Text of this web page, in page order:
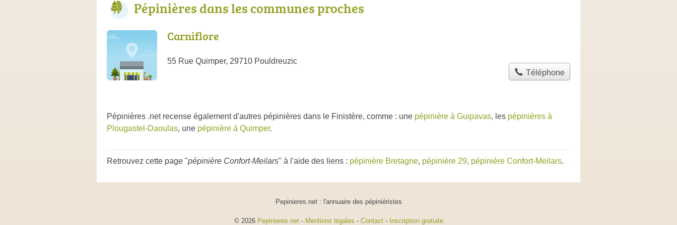
Pépinières dans les communes proches
Carniflore
55 Rue Quimper, 29710 Pouldreuzic
Téléphone
Pépinières .net recense également d'autres pépinières dans le Finistère, comme : une pépinière à Guipavas, les pépinières à
Plougastel-Daoulas, une pépinière à Quimper.
Retrouvez cette page "pépinière Confort-Meilars" à l'aide des liens : pépinière Bretagne, pépinière 29, pépinière Confort-Meilars.
Pepinieres.net : l'annuaire des pépiniéristes
© 2026 Pepinieres.net - Mentions légales - Contact- Inscription gratuite